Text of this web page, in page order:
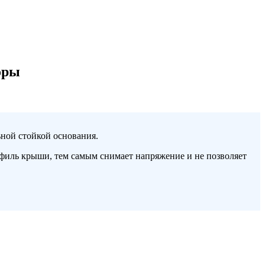
стойкой основания.
крыши, тем самым снимает напряжение и не позволяет